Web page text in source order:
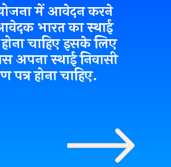
योजना में आवेदन करने
भारत का स्थाई
चाहिए इसके लिए
अपना स्थाई निवासी
पत्र होना चाहिए.